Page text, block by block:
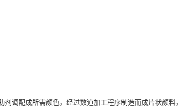
调配成所需颜色，经过数道加工程序制造而成片状颜料